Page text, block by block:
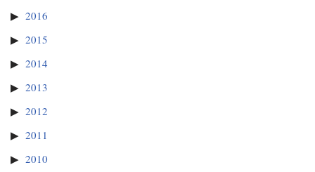
2016
2015
2014
2013
2012
2011
2010